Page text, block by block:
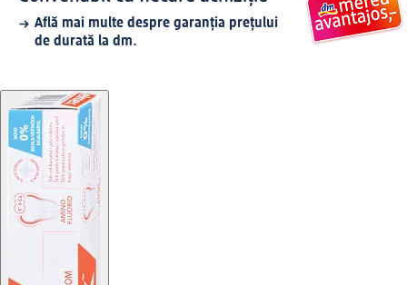
Află mai multe despre garanția prețului
de durată la dm.